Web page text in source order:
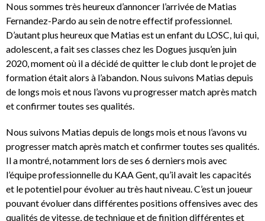
Nous sommes très heureux d’annoncer l’arrivée de Matias
Fernandez-Pardo au sein de notre effectif professionnel.
D’autant plus heureux que Matias est un enfant du LOSC, lui qui,
adolescent, a fait ses classes chez les Dogues jusqu’en juin
2020, moment où il a décidé de quitter le club dont le projet de
formation était alors à l’abandon. Nous suivons Matias depuis
de longs mois et nous l’avons vu progresser match après match
et confirmer toutes ses qualités.
Nous suivons Matias depuis de longs mois et nous l’avons vu
progresser match après match et confirmer toutes ses qualités.
Il a montré, notamment lors de ses 6 derniers mois avec
l’équipe professionnelle du KAA Gent, qu’il avait les capacités
et le potentiel pour évoluer au très haut niveau. C’est un joueur
pouvant évoluer dans différentes positions offensives avec des
qualités de vitesse, de technique et de finition différentes et